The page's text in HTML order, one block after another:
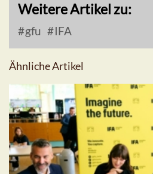
Weitere Artikel zu:
gfu IFA
Ähnliche Artikel